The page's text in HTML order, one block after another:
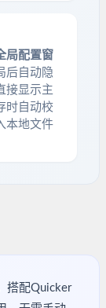
局配置窗
后自动隐
接显示主
时自动校
本地文件
搭配Quicker